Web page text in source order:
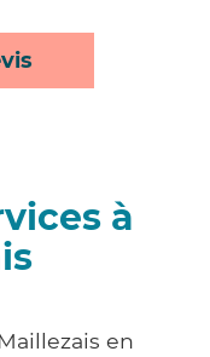
à
en